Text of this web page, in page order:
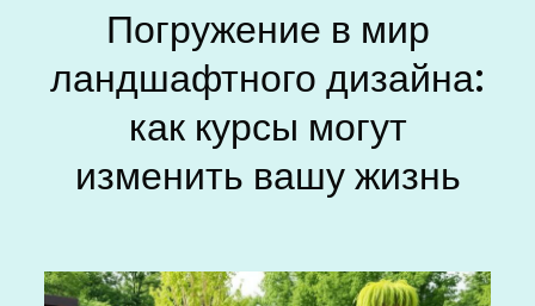
Погружение в мир
ландшафтного дизайна:
как курсы могут
изменить вашу жизнь